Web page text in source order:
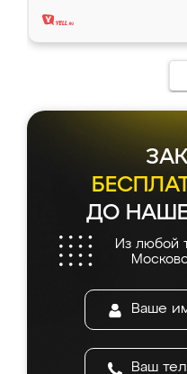
ДО
Из любой